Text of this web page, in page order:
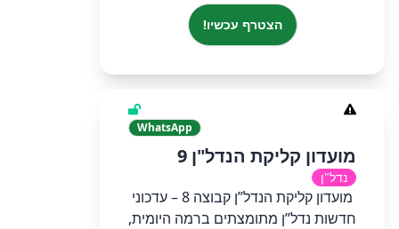
הצטרף עכשיו!
WhatsApp
מועדון קליקת הנדל"ן 9
נדל"ן
מועדון קליקת הנדל”ן קבוצה 8 – עדכוני
חדשות נדל”ן מתומצתים ברמה היומית,